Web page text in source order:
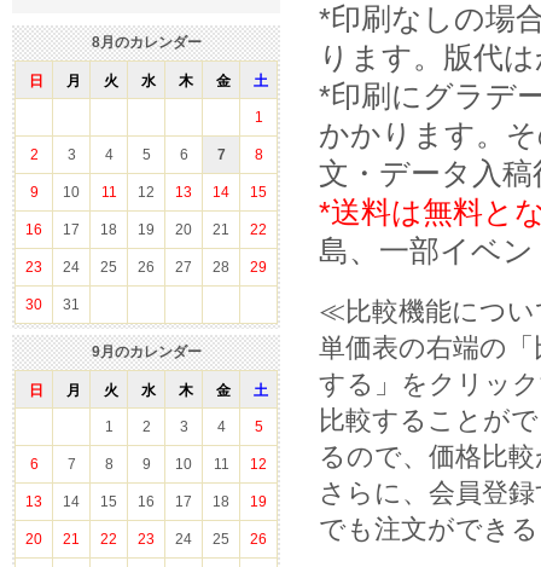
8月のカレンダー
日 月 火 水 木 金 土
1
2 3 4 5 6 7 8
9 10 11 12 13 14 15
16 17 18 19 20 21 22
23 24 25 26 27 28 29
30 31
9月のカレンダー
日 月 火 水 木 金 土
1 2 3 4 5
6 7 8 9 10 11 12
13 14 15 16 17 18 19
20 21 22 23 24 25 26
*印刷なしの場
ります。版代
*印刷にグラデ
かかります。
文・データ入
*送料は無料と
島、一部イベ
≪比較機能につ
単価表の右端の
する」をクリッ
比較することが
るので、価格比
さらに、会員登
でも注文ができ